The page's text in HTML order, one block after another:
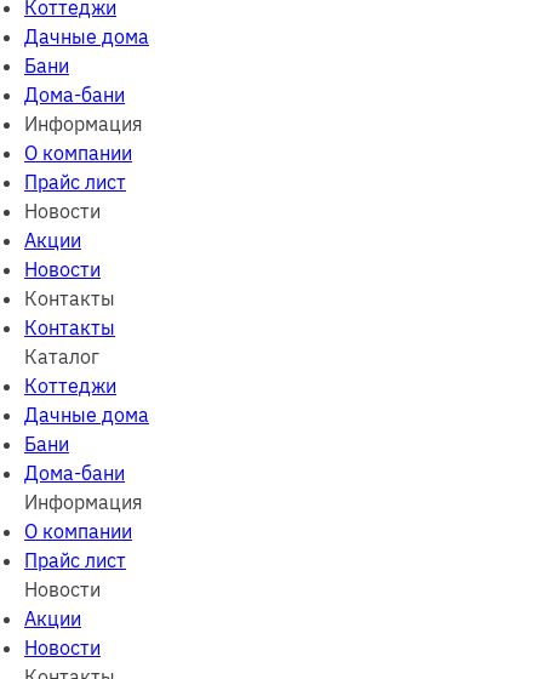
Коттеджи
Дачные дома
Бани
Дома-бани
Информация
О компании
Прайс лист
Новости
Акции
Новости
Контакты
Контакты
Каталог
Коттеджи
Дачные дома
Бани
Дома-бани
Информация
О компании
Прайс лист
Новости
Акции
Новости